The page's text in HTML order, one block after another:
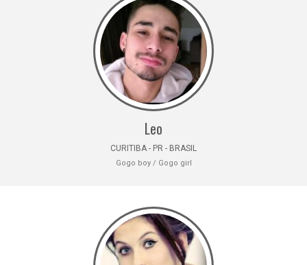
Leo
CURITIBA - PR - BRASIL
Gogo boy / Gogo girl